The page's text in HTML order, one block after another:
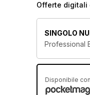
Offerte digitali
SINGOLO
Professional
Disponibile con